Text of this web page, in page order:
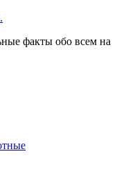
факты обо всем на